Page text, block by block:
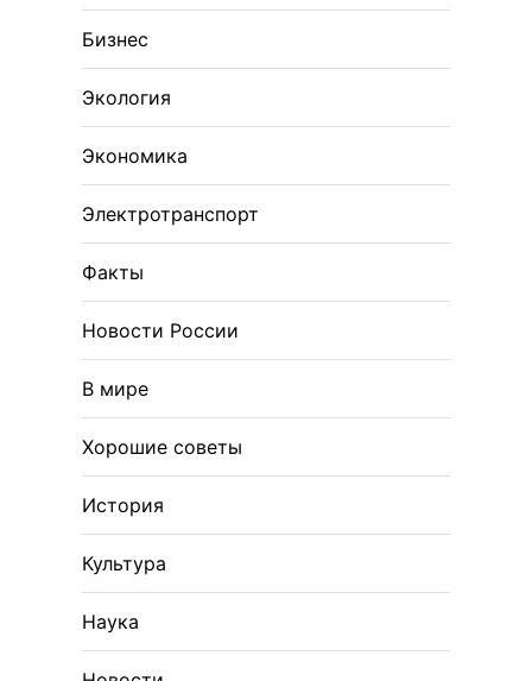
Бизнес
Экология
Экономика
Электротранспорт
Факты
Новости России
В мире
Хорошие советы
История
Культура
Наука